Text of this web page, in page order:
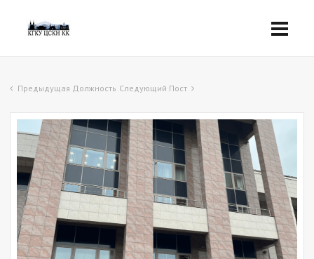
Предыдущая Должность Следующий Пост